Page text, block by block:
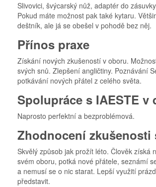
Slivovici, švýcarský nůž, adaptér do
Pokud máte možnost pak také kytaru.
deštník, ale já se obešel v pohodě bez něj.
Přínos praxe
Získání nových zkušeností v oboru.
svých snů. Zlepšení angličtiny. Poznávání
potkávání nových přátel z celého světa.
Spolupráce s IAESTE v
Naprosto perfektní a bezproblémová.
Zhodnocení zkušenosti
Skvělý způsob jak prožít léto. Člověk získá
svém oboru, potká nové přátele, seznámí
a nemusí se o nic starat. Lepší využití
představit.